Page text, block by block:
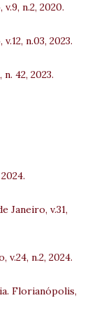
n.2, 2020.
n.03, 2023.
42, 2023.
Janeiro, v.31,
n.2, 2024.
Florianópolis,